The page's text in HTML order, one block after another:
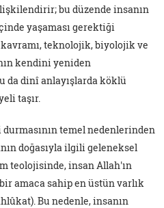
bu düzende insanın
yaşaması gerektiği
teknolojik, biyolojik ve
kendini yeniden
da dinî anlayışlarda köklü
taşır.
temel nedenlerinden
doğasıyla ilgili geleneksel
teolojisinde, insan Allah'ın
amaca sahip en üstün varlık
Bu nedenle, insanın